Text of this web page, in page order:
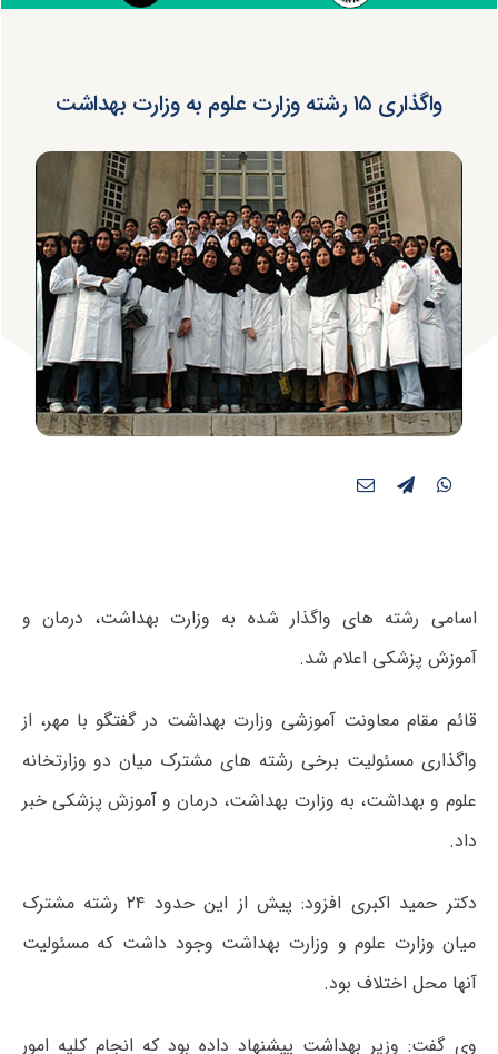
واگذاری ۱۵ رشته وزارت علوم به وزارت بهداشت
اسامی رشته های واگذار شده به وزارت بهداشت، درمان و
آموزش پزشکی اعلام شد.
قائم مقام معاونت آموزشی وزارت بهداشت در گفتگو با مهر، از
واگذاری مسئولیت برخی رشته های مشترک میان دو وزارتخانه
علوم و بهداشت، به وزارت بهداشت، درمان و آموزش پزشکی خبر
داد.
دکتر حمید اکبری افزود: پیش از این حدود ۲۴ رشته مشترک
میان وزارت علوم و وزارت بهداشت وجود داشت که مسئولیت
آنها محل اختلاف بود.
وی گفت: وزیر بهداشت پیشنهاد داده بود که انجام کلیه امور